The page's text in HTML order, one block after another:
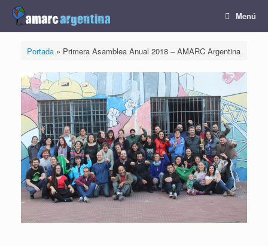
Saltar
contenido
Menú
Portada» Primera Asamblea Anual 2018 – AMARC Argentina